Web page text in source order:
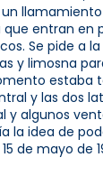
llamamiento
que entran en
Se pide a
y limosna
estaba
y las dos
y algunos
la idea de
de mayo de